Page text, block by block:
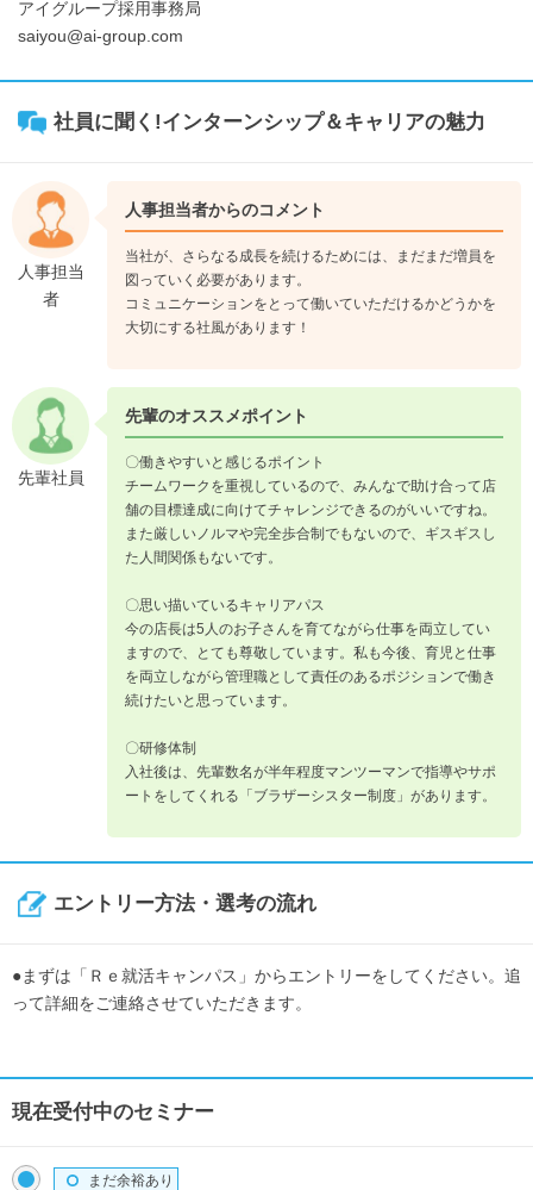
アイグループ採用事務局
saiyou@ai-group.com
社員に聞く!インターンシップ＆キャリアの魅力
人事担当
者
人事担当者からのコメント
当社が、さらなる成長を続けるためには、まだまだ増員を
図っていく必要があります。
コミュニケーションをとって働いていただけるかどうかを
大切にする社風があります！
先輩社員
先輩のオススメポイント
〇働きやすいと感じるポイント
チームワークを重視しているので、みんなで助け合って店
舗の目標達成に向けてチャレンジできるのがいいですね。
また厳しいノルマや完全歩合制でもないので、ギスギスし
た人間関係もないです。
〇思い描いているキャリアパス
今の店長は5人のお子さんを育てながら仕事を両立してい
ますので、とても尊敬しています。私も今後、育児と仕事
を両立しながら管理職として責任のあるポジションで働き
続けたいと思っています。
〇研修体制
入社後は、先輩数名が半年程度マンツーマンで指導やサポ
ートをしてくれる「ブラザーシスター制度」があります。
エントリー方法・選考の流れ
●まずは「Ｒｅ就活キャンパス」からエントリーをしてください。追
って詳細をご連絡させていただきます。
現在受付中のセミナー
まだ余裕あり